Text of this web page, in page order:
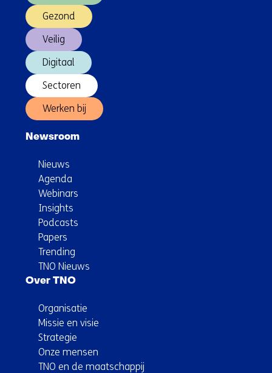
Gezond
Veilig
Digitaal
Sectoren
Werken bij
Newsroom
Nieuws
Agenda
Webinars
Insights
Podcasts
Papers
Trending
TNO Nieuws
Over TNO
Organisatie
Missie en visie
Strategie
Onze mensen
TNO en de maatschappij